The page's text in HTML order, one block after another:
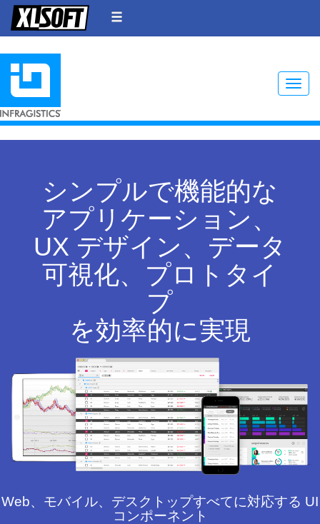
シンプルで機能的な
アプリケーション、
UX デザイン、データ
可視化、プロトタイ
プ
を効率的に実現
Web、モバイル、デスクトップすべてに対応する UI
コンポーネント